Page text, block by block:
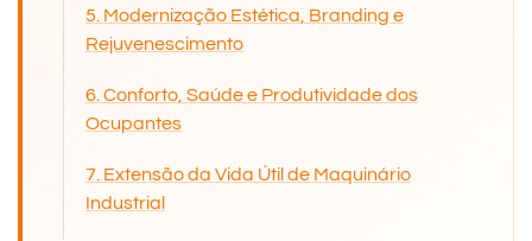
5. Modernização Estética, Branding e
Rejuvenescimento
6. Conforto, Saúde e Produtividade dos
Ocupantes
7. Extensão da Vida Útil de Maquinário
Industrial